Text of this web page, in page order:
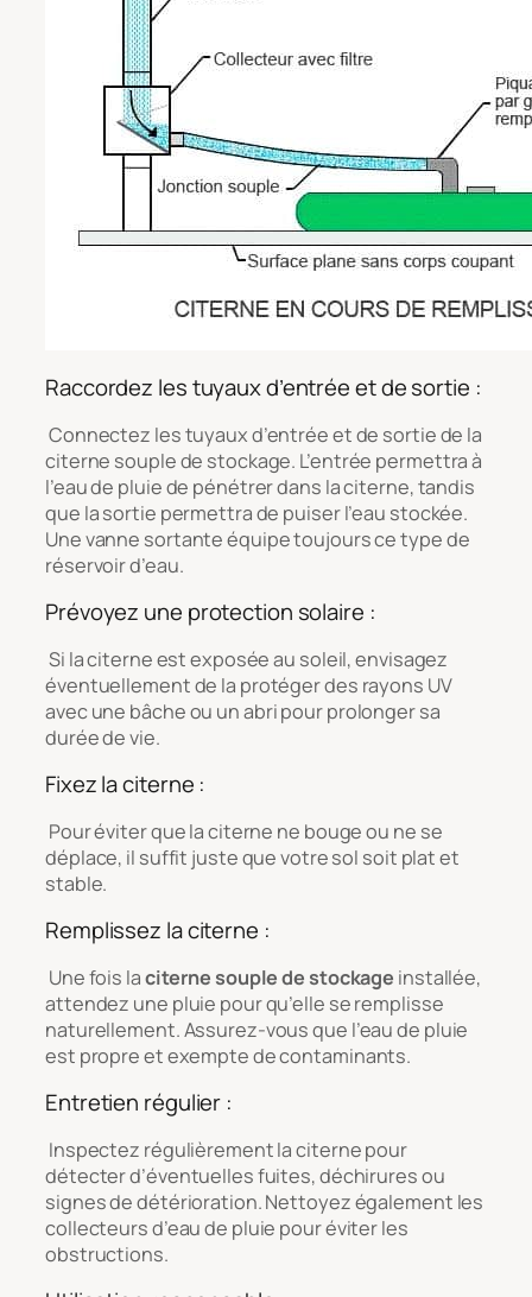
Raccordez les tuyaux d’entrée et de sortie :
Connectez les tuyaux d’entrée et de sortie de la
citerne souple de stockage. L’entrée permettra à
l’eau de pluie de pénétrer dans la citerne, tandis
que la sortie permettra de puiser l’eau stockée.
Une vanne sortante équipe toujours ce type de
réservoir d’eau.
Prévoyez une protection solaire :
Si la citerne est exposée au soleil, envisagez
éventuellement de la protéger des rayons UV
avec une bâche ou un abri pour prolonger sa
durée de vie.
Fixez la citerne :
Pour éviter que la citerne ne bouge ou ne se
déplace, il suffit juste que votre sol soit plat et
stable.
Remplissez la citerne :
Une fois laciterne souple de stockage installée,
attendez une pluie pour qu’elle se remplisse
naturellement. Assurez-vous que l’eau de pluie
est propre et exempte de contaminants.
Entretien régulier :
Inspectez régulièrement la citerne pour
détecter d’éventuelles fuites, déchirures ou
signes de détérioration. Nettoyez également les
collecteurs d’eau de pluie pour éviter les
obstructions.